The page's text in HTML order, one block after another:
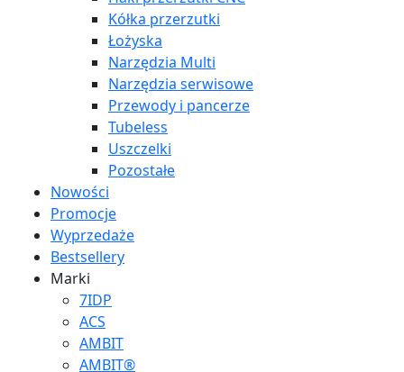
Kółka przerzutki
Łożyska
Narzędzia Multi
Narzędzia serwisowe
Przewody i pancerze
Tubeless
Uszczelki
Pozostałe
Nowości
Promocje
Wyprzedaże
Bestsellery
Marki
7IDP
ACS
AMBIT
AMBIT®